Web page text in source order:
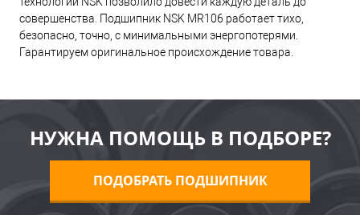
совершенства. Подшипник NSK MR106 работает тихо,
безопасно, точно, с минимальными энергопотерями.
Гарантируем оригинальное происхождение товара.
НУЖНА ПОМОЩЬ В ПОДБОРЕ?
ПОДОБРАТЬ ПОДШИПНИК